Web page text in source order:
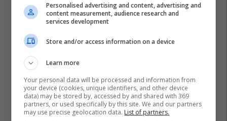
Personalised advertising and content, advertising and
content measurement, audience research and
services development
Store and/or access information on a device
Learn more
Your personal data will be processed and information from
your device (cookies, unique identifiers, and other device
data) may be stored by, accessed by and shared with 369
partners, or used specifically by this site. We and our partners
may use precise geolocation data. List of partners.